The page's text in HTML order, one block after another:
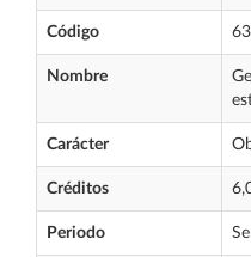
Código
Nombre
Carácter
Créditos
Periodo